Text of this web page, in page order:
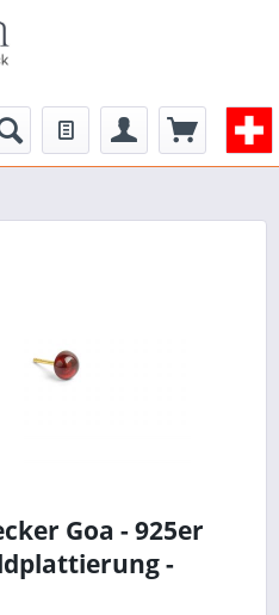
Goa - 925er
-